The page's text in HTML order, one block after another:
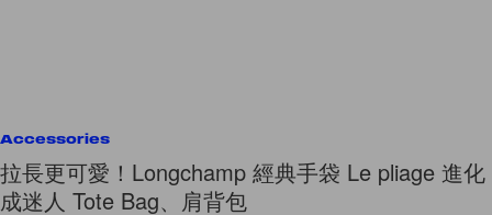
Accessories
拉長更可愛！Longchamp 經典手袋 Le pliage 進化
成迷人 Tote Bag、肩背包